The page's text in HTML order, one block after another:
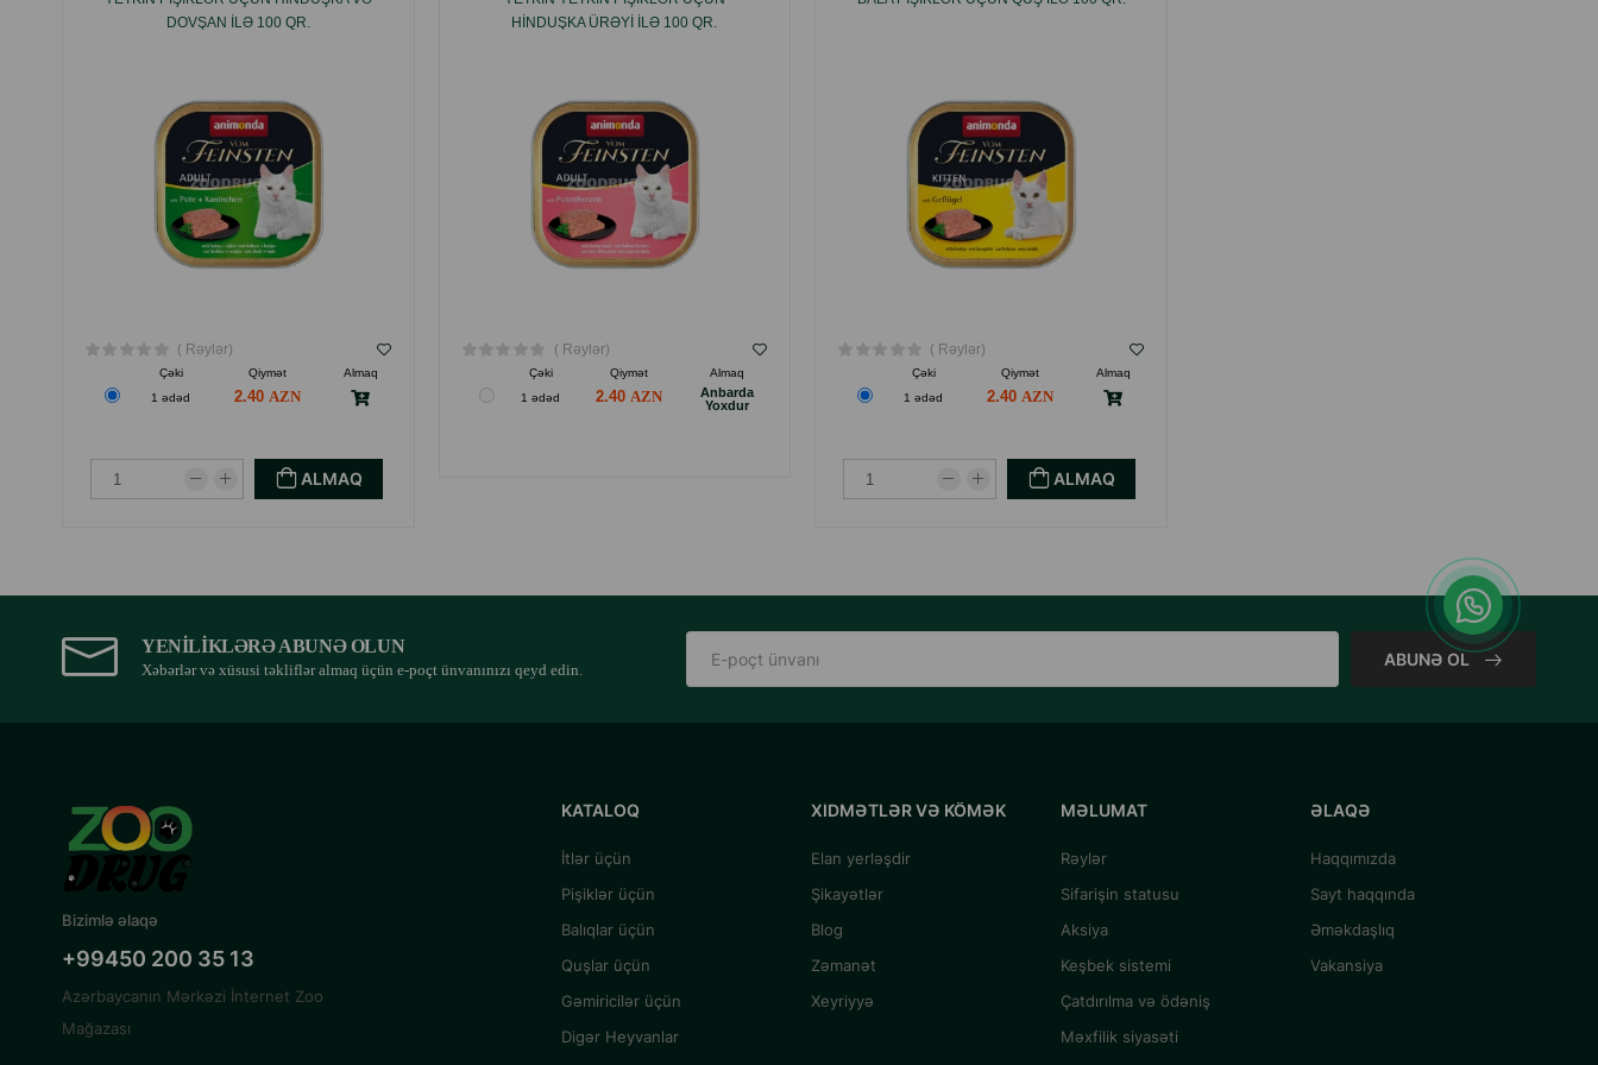
DOVŞAN ILƏ 100 QR.
( Rəylər)
Çəki Qiymət
Almaq
1 ədəd
2.40
ALMAQ
HINDUŞKA ÜRƏYI ILƏ 100 QR.
( Rəylər)
Çəki Qiymət
Almaq
1 ədəd
2.40
Anbarda
Yoxdur
( Rəylər)
Çəki Qiymət
Almaq
1 ədəd
2.40
ALMAQ
YENILIKLƏRƏ ABUNƏ OLUN
Xəbərlər və xüsusi təkliflər almaq üçün e-poçt ünvanınızı qeyd edin.
ABUNƏ OL
Bizimlə əlaqə
+99450 200 35 13
Azərbaycanın Mərkəzi İnternet Zoo
Mağazası
KATALOQ
İtlər üçün
Pişiklər üçün
Balıqlar üçün
Quşlar üçün
Gəmiricilər üçün
Digər Heyvanlar
XIDMƏTLƏR VƏ KÖMƏK
Elan yerləşdir
Şikayətlər
Blog
Zəmanət
Xeyriyyə
MƏLUMAT
Rəylər
Sifarişin statusu
Aksiya
Keşbek sistemi
Çatdırılma və ödəniş
Məxfilik siyasəti
ƏLAQƏ
Haqqımızda
Sayt haqqında
Əməkdaşlıq
Vakansiya